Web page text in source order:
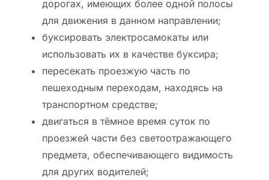
дорогах, имеющих более одной полосы
для движения в данном направлении;
буксировать электросамокаты или
использовать их в качестве буксира;
пересекать проезжую часть по
пешеходным переходам, находясь на
транспортном средстве;
двигаться в тёмное время суток по
проезжей части без светоотражающего
предмета, обеспечивающего видимость
для других водителей;